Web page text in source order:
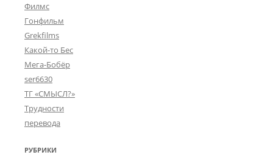
Филмс
Гонфильм
Grekfilms
Какой-то Бес
Мега-Бобёр
ser6630
ТГ «СМЫСЛ?»
Трудности
перевода
РУБРИКИ